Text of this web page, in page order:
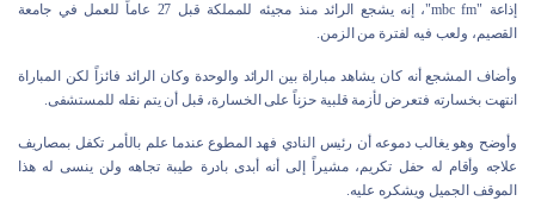
إذاعة "mbc fm"، إنه يشجع الرائد منذ مجيئه للمملكة قبل 27 عاماً للعمل في جامعة
القصيم، ولعب فيه لفترة من الزمن.
وأضاف المشجع أنه كان يشاهد مباراة بين الرائد والوحدة وكان الرائد فائزاً لكن المباراة
انتهت بخسارته فتعرض لأزمة قلبية حزناً على الخسارة، قبل أن يتم نقله للمستشفى.
وأوضح وهو يغالب دموعه أن رئيس النادي فهد المطوع عندما علم بالأمر تكفل بمصاريف
علاجه وأقام له حفل تكريم، مشيراً إلى أنه أبدى بادرة طيبة تجاهه ولن ينسى له هذا
الموقف الجميل ويشكره عليه.